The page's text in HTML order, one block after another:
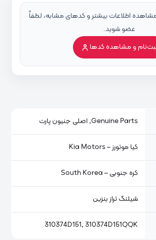
اطلاعات بیشتر و کدهای مشابه، لطفاً
عضو شوید.
و مشاهده کدها
Genuine Parts, اصلی جنیون پارت
کیا موتورز – Kia Motors
کره جنوبی – South Korea
شیلنگ تراز بنزین
310374D151, 310374D151QQK